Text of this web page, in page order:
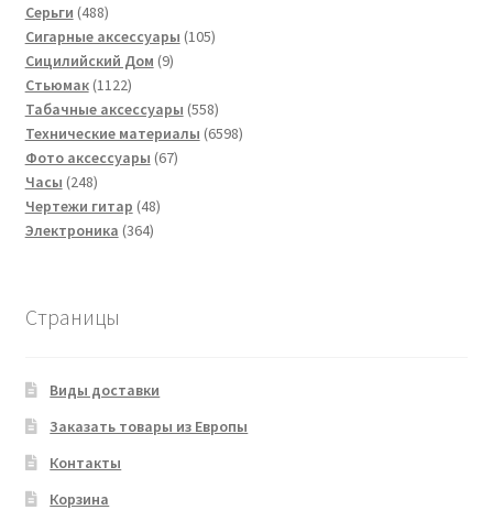
Серьги 488488
товаров
Сигарные аксессуары 105105
Сицилийский Дом 99
Стьюмак 11221122
товара
Табачные аксессуары 558558
товаров
Технические материалы 65986598
Фото аксессуары 6767
Часы 248248
товаров
Чертежи гитар 4848
Электроника 364364
Страницы
Виды доставки
Заказать товары из Европы
Контакты
Корзина